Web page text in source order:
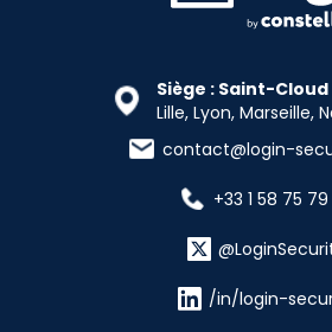
Siège : Saint-Cloud
Lille, Lyon, Marseille,
contact@login-
+33 1 58 75
/in/login-